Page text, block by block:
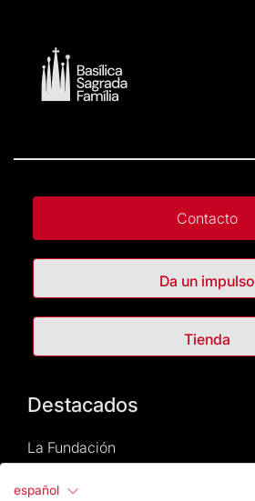
Contacto
Da un impulso
Tienda
Destacados
La Fundación
Preguntas frecuentes
español